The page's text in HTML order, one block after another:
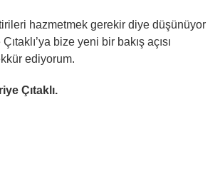
hazmetmek gerekir diye düşünüyor
bize yeni bir bakış açısı
ediyorum.
Çıtaklı.